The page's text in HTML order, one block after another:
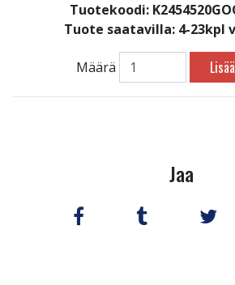
Tuotekoodi:
Tuote saatavilla: 4-23kpl
Määrä
Jaa